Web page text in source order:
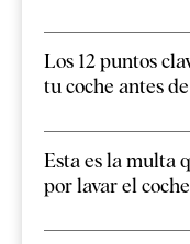
Los 12 puntos
tu coche antes
Esta es la multa
por lavar el